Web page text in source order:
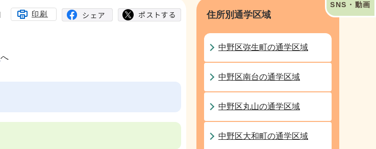
SNS・動画
印刷
へ
住所別通学区域
中野区弥生町の通学区域
中野区南台の通学区域
中野区丸山の通学区域
中野区大和町の通学区域